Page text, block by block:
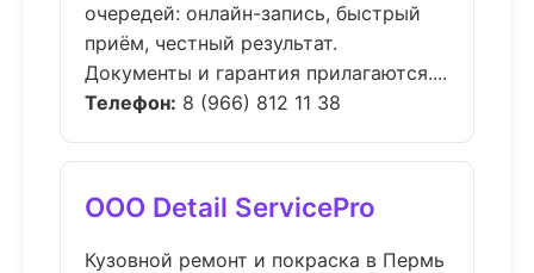
очередей: онлайн-запись, быстрый
приём, честный результат.
Документы и гарантия прилагаются....
Телефон: 8 (966) 812 11 38
ООО Detail ServicePro
Кузовной ремонт и покраска в Пермь